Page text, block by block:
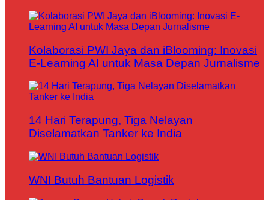
Kolaborasi PWI Jaya dan iBlooming: Inovasi
E-Learning AI untuk Masa Depan Jurnalisme
14 Hari Terapung, Tiga Nelayan
Diselamatkan Tanker ke India
WNI Butuh Bantuan Logistik